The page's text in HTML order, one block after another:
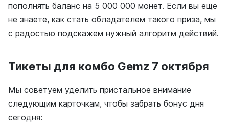
пополнять баланс на 5 000 000 монет. Если вы еще
не знаете, как стать обладателем такого приза, мы
с радостью подскажем нужный алгоритм действий.
Тикеты для комбо Gemz 7 октября
Мы советуем уделить пристальное внимание
следующим карточкам, чтобы забрать бонус дня
сегодня: